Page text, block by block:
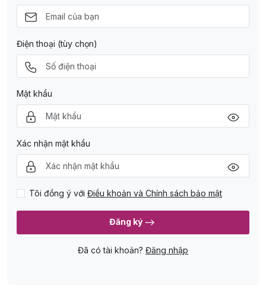
Điện thoại (tùy chọn)
Mật khẩu
Xác nhận mật khẩu
Tôi đồng ý với Điều khoản và Chính sách bảo mật
Đăng ký
Đã có tài khoản? Đăng nhập